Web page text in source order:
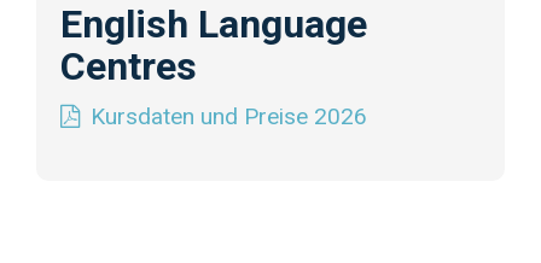
English Language
Centres
Kursdaten und Preise 2026